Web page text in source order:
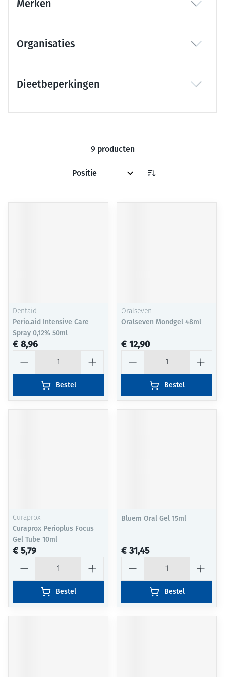
Merken
Organisaties
Dieetbeperkingen
9 producten
Sorteer op:
Dentaid
Perio.aid Intensive Care
Spray 0,12% 50ml
€ 8,96
Bestel
Oralseven
Oralseven Mondgel 48ml
€ 12,90
Bestel
Curaprox
Curaprox Perioplus Focus
Gel Tube 10ml
€ 5,79
Bestel
Bluem Oral Gel 15ml
€ 31,45
Bestel